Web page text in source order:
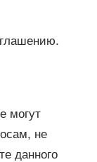
могут
не
данного